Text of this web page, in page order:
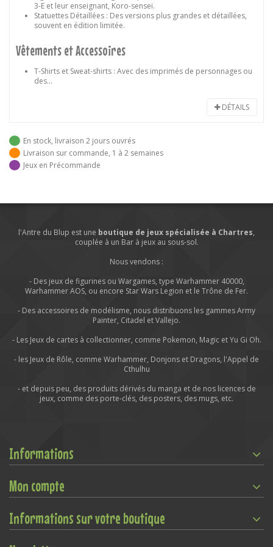
3-E et leur enseignant, Koro-sensei.
Statuettes Détaillées : Des versions plus grandes et détaillées,
souvent en édition limitée.
Vêtements et Accessoires
T-Shirts et Sweat-shirts : Avec des imprimés de personnages ou
des...
DÉTAILS
En stock, livraison 2 jours ouvrés
Livraison sur commande, 1 à 2 semaines
Jeux en Précommande
l'Antre du Blup est une boutique de jeux spécialisée à Chartres,
couplée à un Bar à jeux au sous-sol.
Nous vendons :
- Des jeux de figurines ou Wargames, type Warhammer 40000,
Warhammer AOS, ou encore Star Wars Legion et le Trône de Fer.
- Des accessoires de modélisme, nous distribuons les gammes Army
Painter, Citadel et Vallejo.
- Les Jeux de cartes à collectionner, comme Pokemon, Magic et Yu Gi Oh.
- les Jeux de Rôle, comme Warhammer, Donjons et Dragons, l'Appel de
Cthulhu
- et depuis peu, des produits dérivés du manga et de nos licences de
jeux, comme des porte-clés, des posters, des mugs, etc.
Informations
Mon compte
Informations sur votre boutique